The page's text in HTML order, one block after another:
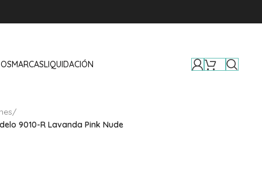
MARCASLIQUIDACIÓN
/
9010-R Lavanda Pink Nude